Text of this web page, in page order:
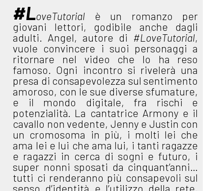
#LoveTutorial è un romanzo per
giovani lettori, godibile anche dagli
adulti. Angel, autore di #LoveTutorial,
vuole convincere i suoi personaggi a
ritornare nel video che lo ha reso
famoso. Ogni incontro si rivelerà una
presa di consapevolezza sul sentimento
amoroso, con le sue diverse sfumature,
e il mondo digitale, fra rischi e
potenzialità. La cantatrice Armony e il
cavallo non vedente, Jenny e Justin con
un cromosoma in più, i molti lei che
ama lei e lui che ama lui, i tanti ragazze
e ragazzi in cerca di sogni e futuro, i
super nonni sposati da cinquant’anni…
tutti ci renderanno più consapevoli sul
senso d’identità e l’utilizzo della rete,